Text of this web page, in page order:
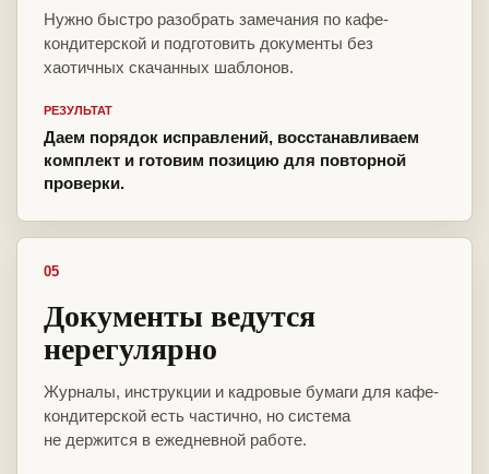
Нужно быстро разобрать замечания по кафе-
кондитерской и подготовить документы без
хаотичных скачанных шаблонов.
РЕЗУЛЬТАТ
Даем порядок исправлений, восстанавливаем
комплект и готовим позицию для повторной
проверки.
05
Документы ведутся
нерегулярно
Журналы, инструкции и кадровые бумаги для кафе-
кондитерской есть частично, но система
не держится в ежедневной работе.